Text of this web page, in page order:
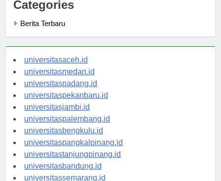
Categories
universitasaceh.id
universitasmedan.id
universitaspadang.id
universitaspekanbaru.id
universitasjambi.id
universitaspalembang.id
universitasbengkulu.id
universitaspangkalpinang.id
universitastanjungpinang.id
universitasbandung.id